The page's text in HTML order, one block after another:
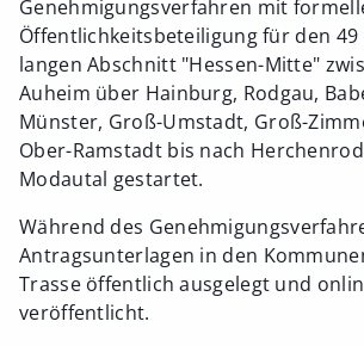
Genehmigungsverfahren mit
Öffentlichkeitsbeteiligung für den
langen Abschnitt "Hessen-Mitte"
Auheim über Hainburg, Rodgau,
Münster, Groß-Umstadt, Groß-
Ober-Ramstadt bis nach
Modautal gestartet.
Während des
Antragsunterlagen in den
Trasse öffentlich ausgelegt und
veröffentlicht.